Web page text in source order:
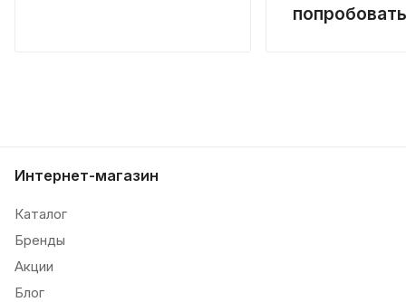
попробовать
Интернет-магазин
Каталог
Бренды
Акции
Блог